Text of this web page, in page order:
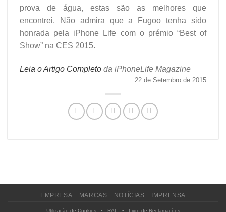
prova de água, estas são as melhores que
encontrei. Não admira que a Fugoo tenha sido
honrada pela iPhone Life com o prémio “Best of
Show” na CES 2015.
Leia o Artigo Completo da iPhoneLife Magazine
22 de Setembro de 2015
EMPRESA MARCAS NOTÍCIAS IMPRENSA
Utilização de Cookies• RAL • Livro de Reclamações